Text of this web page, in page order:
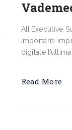
All’Executive
importanti
digitale
Read More